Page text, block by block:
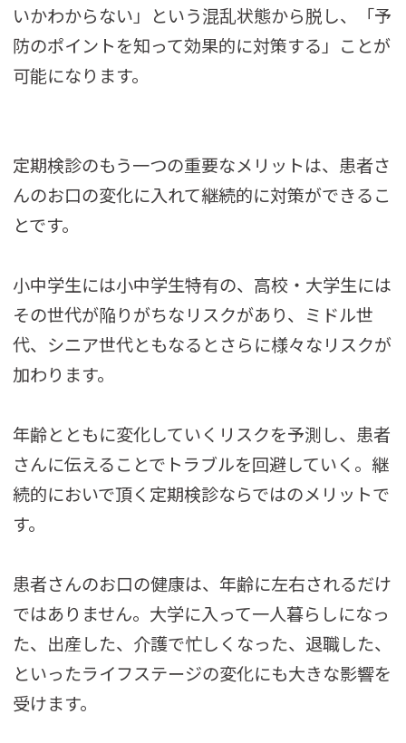
いかわからない」という混乱状態から脱し、「予
防のポイントを知って効果的に対策する」ことが
可能になります。
定期検診のもう一つの重要なメリットは、患者さ
んのお口の変化に入れて継続的に対策ができるこ
とです。
小中学生には小中学生特有の、高校・大学生には
その世代が陥りがちなリスクがあり、ミドル世
代、シニア世代ともなるとさらに様々なリスクが
加わります。
年齢とともに変化していくリスクを予測し、患者
さんに伝えることでトラブルを回避していく。継
続的においで頂く定期検診ならではのメリットで
す。
患者さんのお口の健康は、年齢に左右されるだけ
ではありません。大学に入って一人暮らしになっ
た、出産した、介護で忙しくなった、退職した、
といったライフステージの変化にも大きな影響を
受けます。